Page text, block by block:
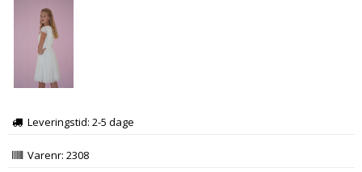
Leveringstid: 2-5 dage
Varenr: 2308